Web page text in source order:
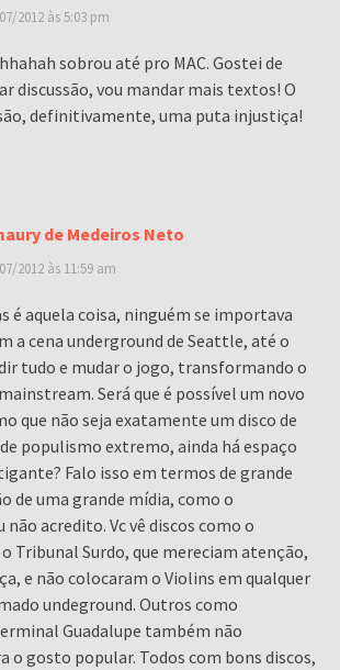
2012 às 5:03 pm
sobrou até pro MAC. Gostei de
discussão, vou mandar mais textos! O
definitivamente, uma puta injustiça!
de Medeiros Neto
2012 às 11:59 am
é aquela coisa, ninguém se importava
a cena underground de Seattle, até o
tudo e mudar o jogo, transformando o
Será que é possível um novo
que não seja exatamente um disco de
de populismo extremo, ainda há espaço
Falo isso em termos de grande
de uma grande mídia, como o
não acredito. Vc vê discos como o
Tribunal Surdo, que mereciam atenção,
e não colocaram o Violins em qualquer
undeground. Outros como
Guadalupe também não
o gosto popular. Todos com bons discos,